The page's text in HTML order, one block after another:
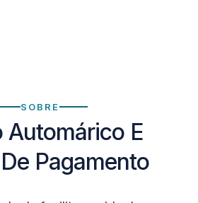
SOBRE
Automárico E
Pagamento